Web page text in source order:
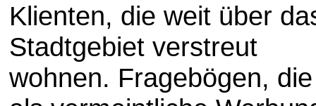
Klienten, die weit über
Stadtgebiet verstreut
wohnen. Fragebögen, die